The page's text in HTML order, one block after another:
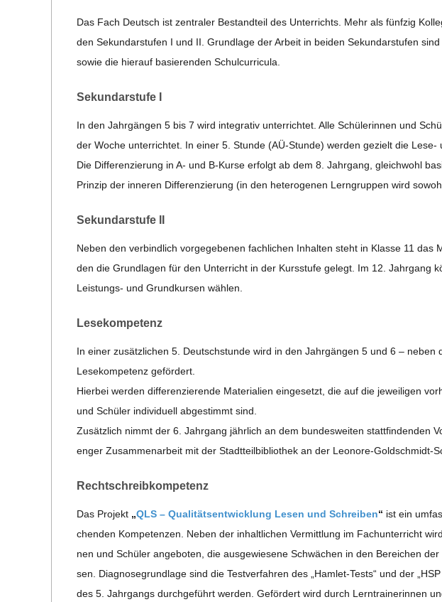
C
H
M
D
C
H
U
Das Fach Deutsch ist zen­tra­ler Bestand­teil des Unter­richts. Mehr als fünf­zig
den Sekun­dar­stu­fen I und II. Grund­lage der Arbeit in bei­den Sekun­dar­stu­fen
sowie die hier­auf basie­ren­den Schulcurricula.
Sekun­dar­stufe I
In den Jahr­gän­gen 5 bis 7 wird inte­gra­tiv unter­rich­tet. Alle Schü­le­rin­nen und
der Woche unter­rich­tet. In einer 5. Stunde (AÜ-Stunde) wer­den gezielt die Lese-
Die Dif­fe­ren­zie­rung in A- und B‑Kurse erfolgt ab dem 8. Jahr­gang, gleich­wohl
Prin­zip der inne­ren Dif­fe­ren­zie­rung (in den hete­ro­ge­nen Lern­grup­pen wird
Sekun­dar­stufe II
Neben den ver­bind­lich vor­ge­ge­be­nen fach­li­chen Inhal­ten steht in Klasse 11
den die Grund­la­gen für den Unter­richt in der Kurs­stufe gelegt. Im 12. Jahr­gang
Leis­tungs- und Grund­kur­sen wählen.
Lese­kom­pe­tenz
In einer zusätz­li­chen 5. Deutsch­stunde wird in den Jahr­gän­gen 5 und 6 –
Lese­kom­pe­tenz gefördert.
Hier­bei wer­den dif­fe­ren­zie­rende Mate­ria­lien ein­ge­setzt, die auf die jewei­li­gen
und Schü­ler indi­vi­du­ell abge­stimmt sind.
Zusätz­lich nimmt der 6. Jahr­gang jähr­lich an dem bun­des­wei­ten statt­fin­den­den
enger Zusam­men­ar­beit mit der Stadt­teil­bi­blio­thek an der Leo­nore-Gold­schmidt-
Recht­schreib­kom­pe­tenz
Das Pro­jekt „QLS – Qua­li­täts­ent­wick­lung Lesen und Schrei­ben“ ist ein
chen­den Kom­pe­ten­zen. Neben der inhalt­li­chen Ver­mitt­lung im Fach­un­ter­richt
nen und Schü­ler ange­bo­ten, die aus­ge­wie­sene Schwä­chen in den Berei­chen
sen. Dia­gno­se­grund­lage sind die Test­ver­fah­ren des „Ham­let-Tests“ und der
des 5. Jahr­gangs durch­ge­führt wer­den. Geför­dert wird durch Lern­trai­ne­rin­nen